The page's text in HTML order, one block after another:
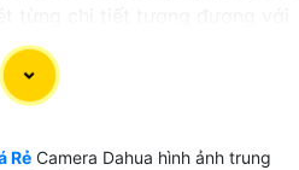
có giá thành rẻ hơn.
thị trường Việt Nam bạn hài
Rẻ Camera Dahua hình ảnh trung